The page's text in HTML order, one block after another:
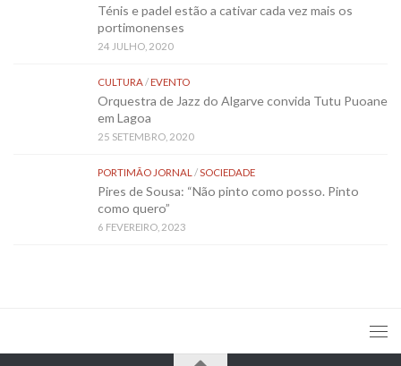
Ténis e padel estão a cativar cada vez mais os
portimonenses
24 JULHO, 2020
CULTURA/EVENTO
Orquestra de Jazz do Algarve convida Tutu Puoane
em Lagoa
25 SETEMBRO, 2020
PORTIMÃO JORNAL /SOCIEDADE
Pires de Sousa: “Não pinto como posso. Pinto
como quero”
6 FEVEREIRO, 2023